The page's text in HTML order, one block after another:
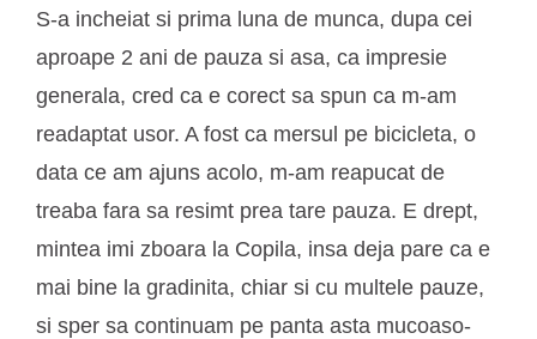
S-a incheiat si prima luna de munca, dupa cei
aproape 2 ani de pauza si asa, ca impresie
generala, cred ca e corect sa spun ca m-am
readaptat usor. A fost ca mersul pe bicicleta, o
data ce am ajuns acolo, m-am reapucat de
treaba fara sa resimt prea tare pauza. E drept,
mintea imi zboara la Copila, insa deja pare ca e
mai bine la gradinita, chiar si cu multele pauze,
si sper sa continuam pe panta asta mucoaso-